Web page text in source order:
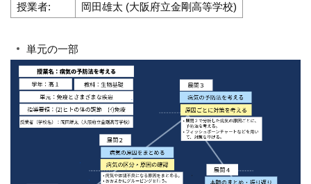
授業者:
岡田雄太 (大阪府立金剛高等学校)
単元の一部